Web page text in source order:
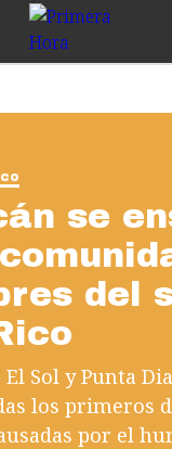
se
del
Sol y Punta
los primeros
por el